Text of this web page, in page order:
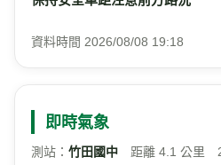
資料時間 2026/08/08 19:18
即時氣象
測站： 竹田國中 距離 4.1 公里